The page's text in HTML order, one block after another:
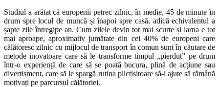
Studiul a arătat că europenii petrec zilnic, în medie, 45 de minute în
drum spre locul de muncă și înapoi spre casă, adică echivalentul a
șapte zile întregipe an. Cum zilele devin tot mai scurte și iarna e tot
mai aproape, aproximativ jumătate din cei 40% de europeni care
călătoresc zilnic cu mijlocul de transport în comun sunt în căutare de
metode inovatoare care să le transforme timpul „pierdut” pe drum
într-o experiență de care să se poată bucura, plină de acțiune sau
divertisment, care să le spargă rutina plictisitoare să-i ajute să rămână
motivați pe parcursul călătoriei.